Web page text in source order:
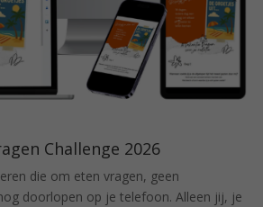
Challenge 2026
die om eten vragen, geen
doorlopen op je telefoon. Alleen jij, je